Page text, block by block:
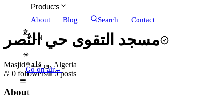
Products
About
Blog Search Contact
EN
☀
Go on air→
مسجد التقوى حي النصر
Masjid
ورقلة, Algeria
0 followers 0 posts
About